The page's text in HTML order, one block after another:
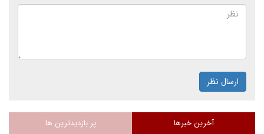
ارسال نظر
آخرین خبرها پر بازدیدترین ها